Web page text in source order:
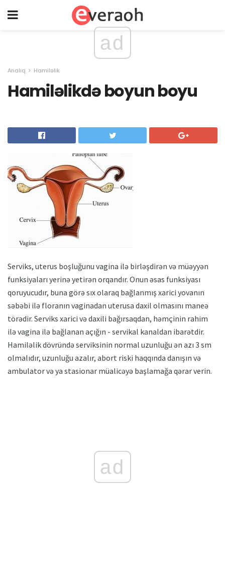
ad
Analıq Hamiləlik
Hamiləlikdə boyun boyu
Serviks, uterus boşluğunu vagina ilə birləşdirən və müəyyən
funksiyaları yerinə yetirən orqandır. Onun əsas funksiyası
qoruyucudır, buna görə sıx olaraq bağlanmış xarici yovanın
səbəbi ilə floranın vaginadan uterusa daxil olmasını maneə
törədir. Serviks xarici və daxili bağırsaqdan, həmçinin rahim
ilə vagina ilə bağlanan açığın - servikal kanaldan ibarətdir.
Hamiləlik dövründə serviksinin normal uzunluğu ən azı 3 sm
olmalıdır, uzunluğu azalır, abort riski haqqında danışın və
ambulator və ya stasionar müalicəyə başlamağa qərar verin.
ad